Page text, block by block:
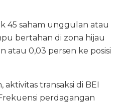
45 saham unggulan atau
bertahan di zona hijau
atau 0,03 persen ke posisi
transaksi di BEI
perdagangan